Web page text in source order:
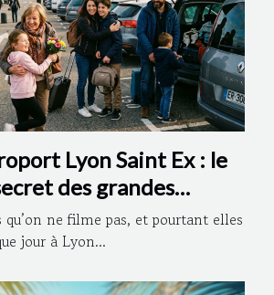
Lyon Saint Ex : le
des grandes
familiales
qu’on ne filme pas, et pourtant elles
jour à Lyon...